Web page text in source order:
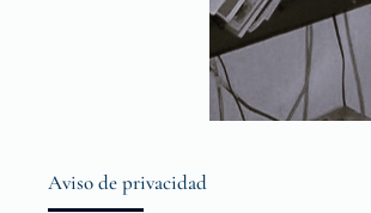
Aviso de privacidad